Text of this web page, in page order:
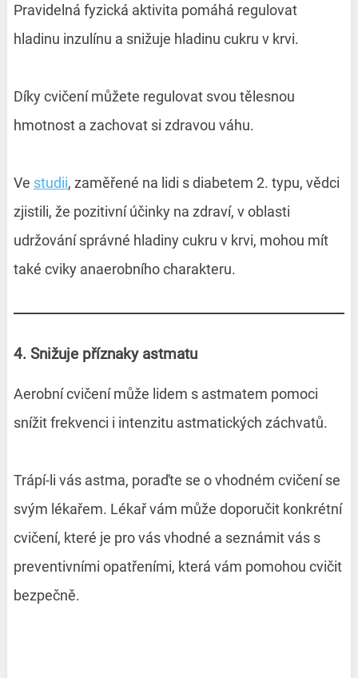
Pravidelná fyzická aktivita pomáhá regulovat
hladinu inzulínu a snižuje hladinu cukru v krvi.
Díky cvičení můžete regulovat svou tělesnou
hmotnost a zachovat si zdravou váhu.
Ve studii, zaměřené na lidi s diabetem 2. typu, vědci
zjistili, že pozitivní účinky na zdraví, v oblasti
udržování správné hladiny cukru v krvi, mohou mít
také cviky anaerobního charakteru.
4. Snižuje příznaky astmatu
Aerobní cvičení může lidem s astmatem pomoci
snížit frekvenci i intenzitu astmatických záchvatů.
Trápí-li vás astma, poraďte se o vhodném cvičení se
svým lékařem. Lékař vám může doporučit konkrétní
cvičení, které je pro vás vhodné a seznámit vás s
preventivními opatřeními, která vám pomohou cvičit
bezpečně.